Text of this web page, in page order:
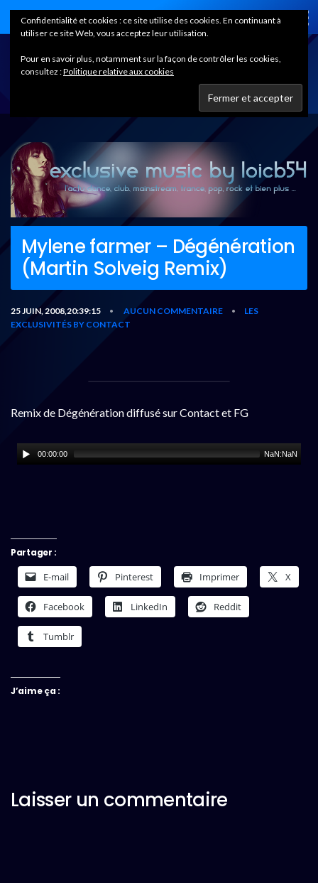
Home
Mylene farmer – Dégénération
(Martin Solveig Remix)
25 JUIN, 2008,20:39:15 • AUCUN COMMENTAIRE •
LES
EXCLUSIVITÉS BY CONTACT
Remix de Dégénération diffusé sur Contact et FG
00:00:00 NaN:NaN
Partager :
E-mail Pinterest Imprimer X
Facebook LinkedIn Reddit
Tumblr
J’aime ça :
Laisser un commentaire
Confidentialité et cookies : ce site utilise des cookies. En continuant à
utiliser ce site Web, vous acceptez leur utilisation.
Pour en savoir plus, notamment sur la façon de contrôler les cookies,
consultez :Politique relative aux cookies